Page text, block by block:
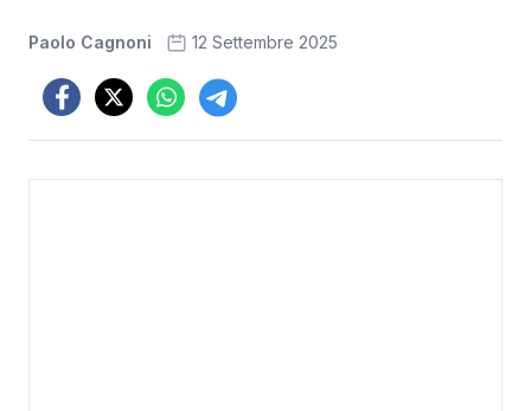
Paolo Cagnoni 12 Settembre 2025